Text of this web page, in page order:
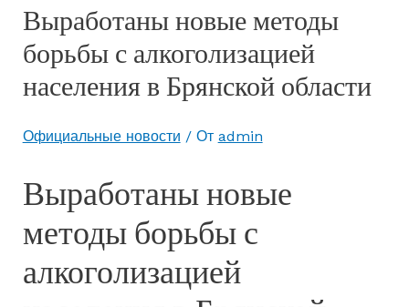
Выработаны новые методы
борьбы с алкоголизацией
населения в Брянской области
Официальные новости / От admin
Выработаны новые
методы борьбы с
алкоголизацией